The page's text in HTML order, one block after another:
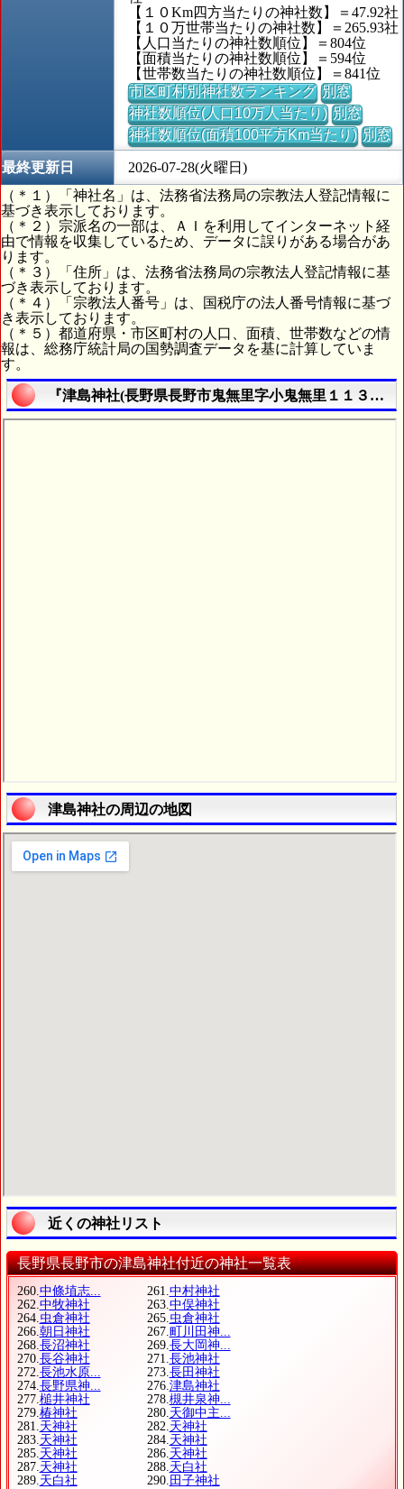
【１０Km四方当たりの神社数】＝47.92社
【１０万世帯当たりの神社数】＝265.93社
【人口当たりの神社数順位】＝804位
【面積当たりの神社数順位】＝594位
【世帯数当たりの神社数順位】＝841位
市区町村別神社数ランキング 別窓
神社数順位(人口10万人当たり) 別窓
神社数順位(面積100平方Km当たり) 別窓
最終更新日
2026-07-28(火曜日)
（＊１）「神社名」は、法務省法務局の宗教法人登記情報に
基づき表示しております。
（＊２）宗派名の一部は、ＡＩを利用してインターネット経
由で情報を収集しているため、データに誤りがある場合があ
ります。
（＊３）「住所」は、法務省法務局の宗教法人登記情報に基
づき表示しております。
（＊４）「宗教法人番号」は、国税庁の法人番号情報に基づ
き表示しております。
（＊５）都道府県・市区町村の人口、面積、世帯数などの情
報は、総務庁統計局の国勢調査データを基に計算していま
す。
『津島神社(長野県長野市鬼無里字小鬼無里１１３１
津島神社の周辺の地図
近くの神社リスト
長野県長野市の津島神社付近の神社一覧表
260.中條埴志... 261.中村神社
262.中牧神社 263.中俣神社
264.虫倉神社 265.虫倉神社
266.朝日神社 267.町川田神...
268.長沼神社 269.長大岡神...
270.長谷神社 271.長池神社
272.長池水原... 273.長田神社
274.長野県神... 276.津島神社
277.槌井神社 278.槻井泉神...
279.椿神社 280.天御中主...
281.天神社 282.天神社
283.天神社 284.天神社
285.天神社 286.天神社
287.天神社 288.天白社
289.天白社 290. 田子神社